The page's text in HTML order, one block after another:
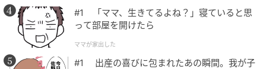
ししていた跡だった。
封の折り目には乾いた爪痕が走り、息を呑むほど執拗
な手つきが透けていた。
#1 「ママ、生きてるよね？」寝ていると思
って部屋を開けたら
ママが家出した
#1 出産の喜びに包まれたあの瞬間。我が子